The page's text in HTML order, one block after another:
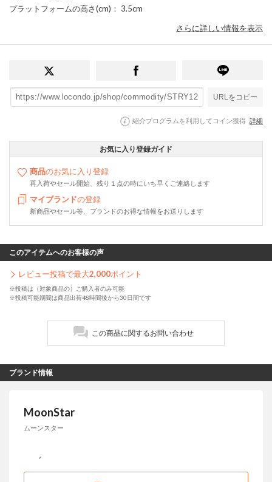
プラットフォームの高さ(cm) ： 3.5cm
さらに詳しい情報を表示
URLをコピー
紹介プログラムを利用してコイン獲得 詳細
お気に入り登録ガイド
商品のお気に入り登録
再入荷やセール開始、残り１点の時にいち早くご連絡します
マイブランドの登録
新商品やセール等、ブランドのお得な情報をお送りします
このアイテムへのお客様の声
レビュー投稿で最大2,000ポイント
※投稿は（対象商品の）ご購入者のみ可能
※投稿可能期間は商品出荷48時間後から30日間です
この商品に関するお問い合わせ
ブランド情報
MoonStar
ムーンスター